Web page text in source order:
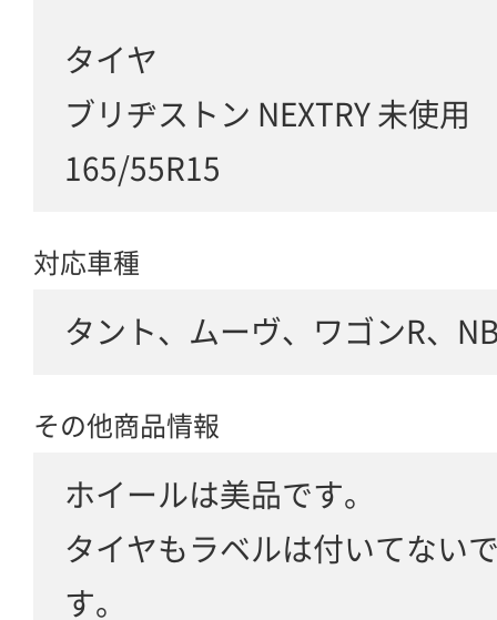
タイヤ
ブリヂストン NEXTRY 未使用
165/55R15
対応車種
タント、ムーヴ、ワゴンR、
その他商品情報
ホイールは美品です。
タイヤもラベルは付いてない
す。